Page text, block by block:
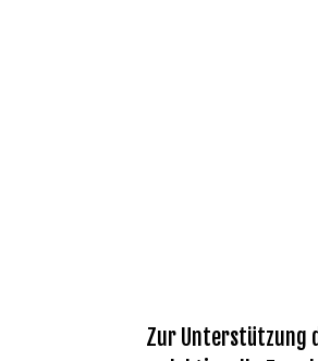
Zur Unterstützung